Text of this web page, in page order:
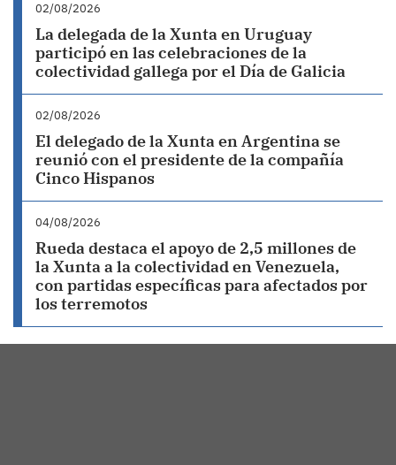
02/08/2026
La delegada de la Xunta en Uruguay
participó en las celebraciones de la
colectividad gallega por el Día de Galicia
02/08/2026
El delegado de la Xunta en Argentina se
reunió con el presidente de la compañía
Cinco Hispanos
04/08/2026
Rueda destaca el apoyo de 2,5 millones de
la Xunta a la colectividad en Venezuela,
con partidas específicas para afectados por
los terremotos